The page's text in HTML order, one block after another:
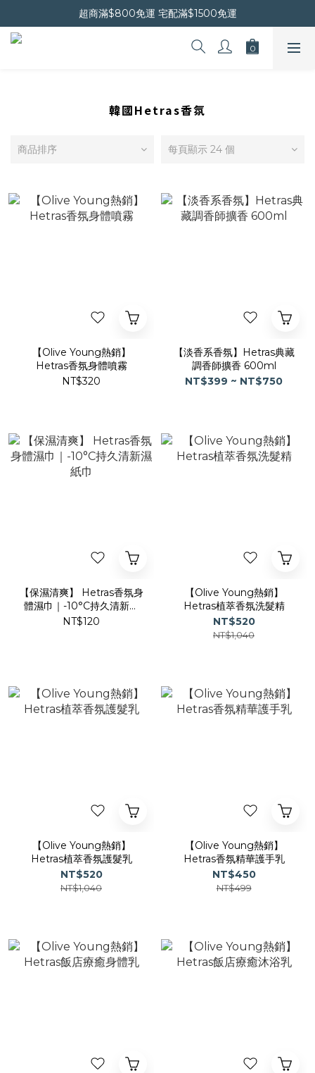
晚安會員新上線｜新會員現折$30
超商滿$800免運 宅配滿$1500免運
晚安會員新上線｜新會員現折$30
韓國Hetras香氛
商品排序 每頁顯示 24 個
【Olive Young熱銷】
Hetras香氛身體噴霧
NT$320
【淡香系香氛】Hetras典藏
調香師擴香 600ml
NT$399 ~ NT$750
【保濕清爽】 Hetras香氛身
體濕巾｜-10°C持久清新濕
紙巾
NT$120
【Olive Young熱銷】
Hetras植萃香氛洗髮精
NT$520
NT$1,040
【Olive Young熱銷】
Hetras植萃香氛護髮乳
NT$520
NT$1,040
【Olive Young熱銷】
Hetras香氛精華護手乳
NT$450
NT$499